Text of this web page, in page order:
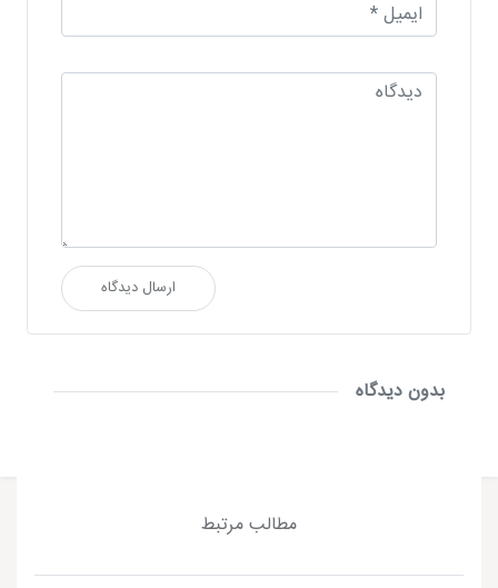
ارسال دیدگاه
بدون دیدگاه
مطالب مرتبط